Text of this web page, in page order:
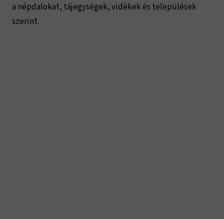
a népdalokat, tájegységek, vidékek és települések
szerint.